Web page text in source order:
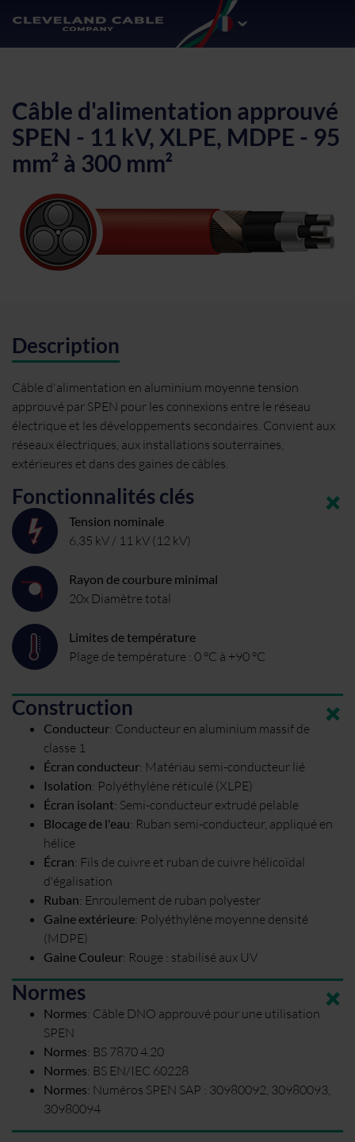
Câble d'alimentation approuvé
SPEN - 11 kV, XLPE, MDPE - 95
mm² à 300 mm²
Description
Câble d'alimentation en aluminium moyenne tension
approuvé par SPEN pour les connexions entre le réseau
électrique et les développements secondaires. Convient aux
réseaux électriques, aux installations souterraines,
extérieures et dans des gaines de câbles.
Fonctionnalités clés
Tension nominale
6,35 kV / 11 kV (12 kV)
Rayon de courbure minimal
20x Diamètre total
Limites de température
Plage de température : 0 °C à +90 °C
Construction
Conducteur: Conducteur en aluminium massif de
classe 1
Écran conducteur: Matériau semi-conducteur lié
Isolation: Polyéthylène réticulé (XLPE)
Écran isolant: Semi-conducteur extrudé pelable
Blocage de l'eau: Ruban semi-conducteur, appliqué en
hélice
Écran: Fils de cuivre et ruban de cuivre hélicoïdal
d'égalisation
Ruban: Enroulement de ruban polyester
Gaine extérieure: Polyéthylène moyenne densité
(MDPE)
Gaine Couleur: Rouge : stabilisé aux UV
Normes
Normes: Câble DNO approuvé pour une utilisation
SPEN
Normes: BS 7870 4.20
Normes: BS EN/IEC 60228
Normes: Numéros SPEN SAP : 30980092, 30980093,
30980094